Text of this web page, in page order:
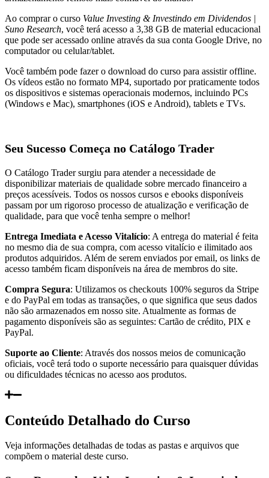
Ao comprar o curso Value Investing & Investindo em Dividendos |
Suno Research, você terá acesso a 3,38 GB de material educacional
que pode ser acessado online através da sua conta Google Drive, no
computador ou celular/tablet.
Você também pode fazer o download do curso para assistir offline.
Os vídeos estão no formato MP4, suportado por praticamente todos
os dispositivos e sistemas operacionais modernos, incluindo PCs
(Windows e Mac), smartphones (iOS e Android), tablets e TVs.
Seu Sucesso Começa no Catálogo Trader
O Catálogo Trader surgiu para atender a necessidade de
disponibilizar materiais de qualidade sobre mercado financeiro a
preços acessíveis. Todos os nossos cursos e ebooks disponíveis
passam por um rigoroso processo de atualização e verificação de
qualidade, para que você tenha sempre o melhor!
Entrega Imediata e Acesso Vitalício: A entrega do material é feita
no mesmo dia de sua compra, com acesso vitalício e ilimitado aos
produtos adquiridos. Além de serem enviados por email, os links de
acesso também ficam disponíveis na área de membros do site.
Compra Segura: Utilizamos os checkouts 100% seguros da Stripe
e do PayPal em todas as transações, o que significa que seus dados
não são armazenados em nosso site. Atualmente as formas de
pagamento disponíveis são as seguintes: Cartão de crédito, PIX e
PayPal.
Suporte ao Cliente: Através dos nossos meios de comunicação
oficiais, você terá todo o suporte necessário para quaisquer dúvidas
ou dificuldades técnicas no acesso aos produtos.
Conteúdo Detalhado do Curso
Veja informações detalhadas de todas as pastas e arquivos que
compõem o material deste curso.